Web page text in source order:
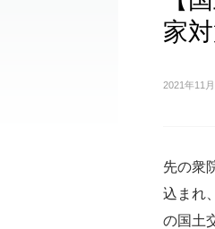
家
2021年11
先の衆
込まれ
の国土